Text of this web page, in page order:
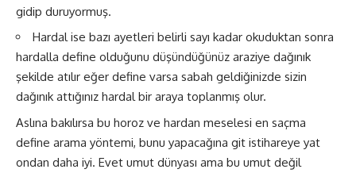
gidip duruyormuş.
Hardal ise bazı ayetleri belirli sayı kadar okuduktan sonra
hardalla define olduğunu düşündüğünüz araziye dağınık
şekilde atılır eğer define varsa sabah geldiğinizde sizin
dağınık attığınız hardal bir araya toplanmış olur.
Aslına bakılırsa bu horoz ve hardan meselesi en saçma
define arama yöntemi, bunu yapacağına git istihareye yat
ondan daha iyi. Evet umut dünyası ama bu umut değil